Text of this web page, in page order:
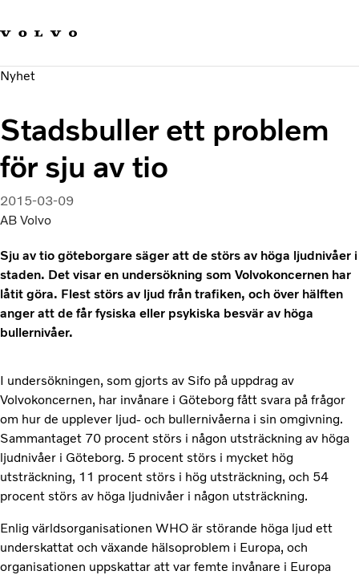
Hållbara transporter
Investerare
Nyhet
Stadsbuller ett problem
för sju av tio
2015-03-09
AB Volvo
Sju av tio göteborgare säger att de störs av höga ljudnivåer i
staden. Det visar en undersökning som Volvokoncernen har
låtit göra. Flest störs av ljud från trafiken, och över hälften
anger att de får fysiska eller psykiska besvär av höga
bullernivåer.
I undersökningen, som gjorts av Sifo på uppdrag av
Volvokoncernen, har invånare i Göteborg fått svara på frågor
om hur de upplever ljud- och bullernivåerna i sin omgivning.
Sammantaget 70 procent störs i någon utsträckning av höga
ljudnivåer i Göteborg. 5 procent störs i mycket hög
utsträckning, 11 procent störs i hög utsträckning, och 54
procent störs av höga ljudnivåer i någon utsträckning.
Enlig världsorganisationen WHO är störande höga ljud ett
underskattat och växande hälsoproblem i Europa, och
organisationen uppskattar att var femte invånare i Europa